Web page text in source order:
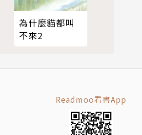
為什麼貓都叫
不來2
Readmoo看書App